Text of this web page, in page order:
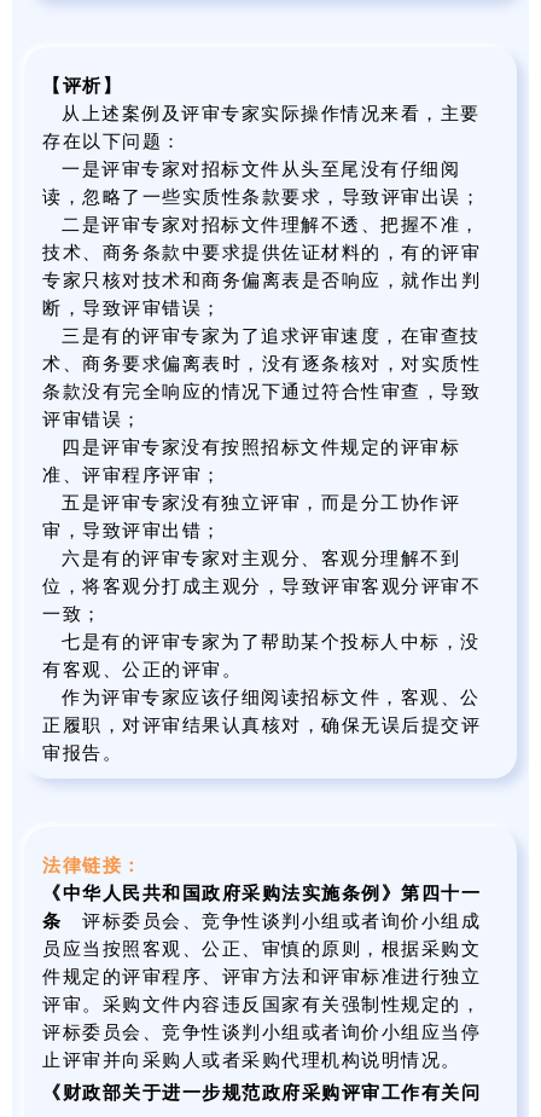
【评析】
从上述案例及评审专家实际操作情况来看，主要
存在以下问题：
一是评审专家对招标文件从头至尾没有仔细阅
读，忽略了一些实质性条款要求，导致评审出误；
二是评审专家对招标文件理解不透、把握不准，
技术、商务条款中要求提供佐证材料的，有的评审
专家只核对技术和商务偏离表是否响应，就作出判
断，导致评审错误；
三是有的评审专家为了追求评审速度，在审查技
术、商务要求偏离表时，没有逐条核对，对实质性
条款没有完全响应的情况下通过符合性审查，导致
评审错误；
四是评审专家没有按照招标文件规定的评审标
准、评审程序评审；
五是评审专家没有独立评审，而是分工协作评
审，导致评审出错；
六是有的评审专家对主观分、客观分理解不到
位，将客观分打成主观分，导致评审客观分评审不
一致；
七是有的评审专家为了帮助某个投标人中标，没
有客观、公正的评审。
作为评审专家应该仔细阅读招标文件，客观、公
正履职，对评审结果认真核对，确保无误后提交评
审报告。
法律链接：
《中华人民共和国政府采购法实施条例》第四十一
条 评标委员会、竞争性谈判小组或者询价小组成
员应当按照客观、公正、审慎的原则，根据采购文
件规定的评审程序、评审方法和评审标准进行独立
评审。采购文件内容违反国家有关强制性规定的，
评标委员会、竞争性谈判小组或者询价小组应当停
止评审并向采购人或者采购代理机构说明情况。
《财政部关于进一步规范政府采购评审工作有关问